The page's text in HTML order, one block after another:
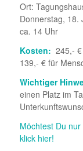
Ort:
Donnerstag, 18.
ca. 14 Uhr
Kosten: 245,-
139,- € für
Wichtiger
einen Platz im
Möchtest Du
klick hier!